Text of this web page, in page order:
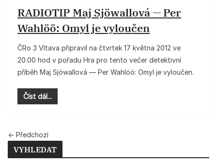
RADIOTIP Maj Sjöwallová — Per
Wahlöö: Omyl je vyloučen
ČRo 3 Vltava připravil na čtvrtek 17 května 2012 ve
20.00 hod v pořadu Hra pro tento večer detektivní
příběh Maj Sjöwallová — Per Wahlöö: Omyl je vyloučen.
Číst dál...
← Předchozí
VYHLEDAT